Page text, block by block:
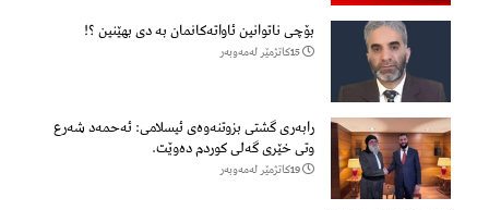
بۆچی ناتوانین ئاواتەکانمان بە دی بهێنین ؟!
15كاتژمێر لەمەوبەر
رابه‌ری گشتی بزوتنه‌وه‌ی ئیسلامی: ئه‌حمه‌د شه‌رع
وتی خێری گه‌لی كوردم ده‌وێت.
19كاتژمێر لەمەوبەر